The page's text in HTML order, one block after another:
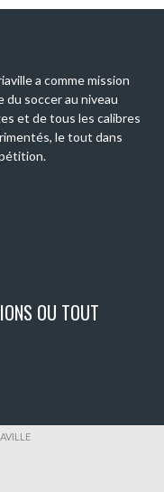
a comme mission
soccer au niveau
et de tous les calibres
le tout dans
OU TOUT